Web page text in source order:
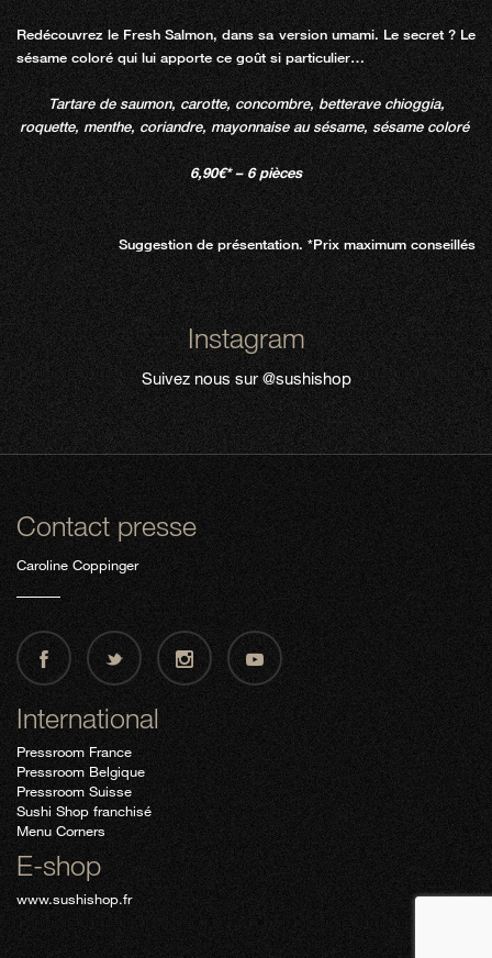
Redécouvrez le Fresh Salmon, dans sa version umami. Le secret ? Le
sésame coloré qui lui apporte ce goût si particulier…
Tartare de saumon, carotte, concombre, betterave chioggia,
roquette, menthe, coriandre, mayonnaise au sésame, sésame coloré
6,90€* – 6 pièces
Suggestion de présentation. *Prix maximum conseillés
Instagram
Suivez nous sur@sushishop
Contact presse
Caroline Coppinger
International
Pressroom France
Pressroom Belgique
Pressroom Suisse
Sushi Shop franchisé
Menu Corners
E-shop
www.sushishop.fr